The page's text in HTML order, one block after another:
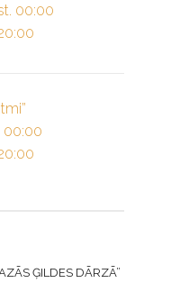
00:00
00:00
ĢILDES DĀRZĀ”